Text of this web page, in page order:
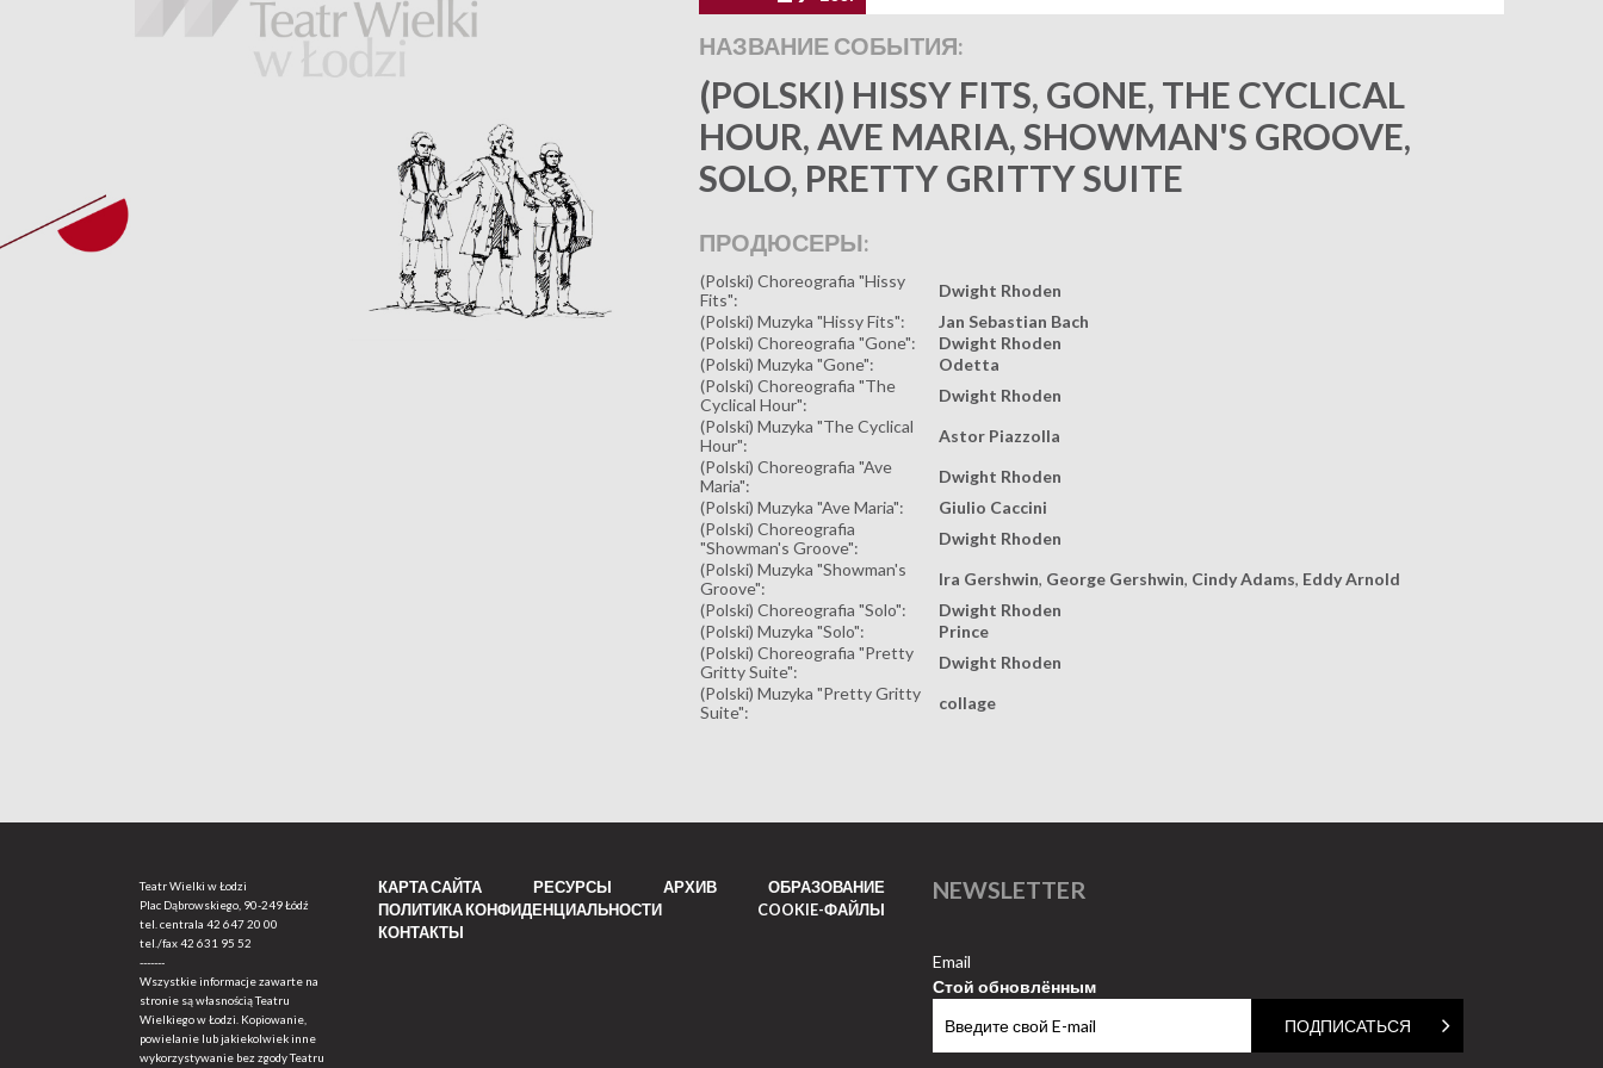
НАЗВАНИЕ СОБЫТИЯ:
(POLSKI) HISSY FITS, GONE, THE CYCLICAL
HOUR, AVE MARIA, SHOWMAN'S GROOVE,
SOLO, PRETTY GRITTY SUITE
ПРОДЮСЕРЫ:
(Polski) Choreografia "Hissy
Fits":
Dwight Rhoden
(Polski) Muzyka "Hissy Fits":
Jan Sebastian Bach
(Polski) Choreografia "Gone":
Dwight Rhoden
(Polski) Muzyka "Gone":
Odetta
(Polski) Choreografia "The
Cyclical Hour":
Dwight Rhoden
(Polski) Muzyka "The Cyclical
Hour":
Astor Piazzolla
(Polski) Choreografia "Ave
Maria":
Dwight Rhoden
(Polski) Muzyka "Ave Maria":
Giulio Caccini
(Polski) Choreografia
"Showman's Groove":
Dwight Rhoden
(Polski) Muzyka "Showman's
Groove":
Ira Gershwin, George Gershwin, Cindy Adams, Eddy Arnold
(Polski) Choreografia "Solo":
Dwight Rhoden
(Polski) Muzyka "Solo":
Prince
(Polski) Choreografia "Pretty
Gritty Suite":
Dwight Rhoden
(Polski) Muzyka "Pretty Gritty
Suite":
collage
Teatr Wielki w Łodzi
Plac Dąbrowskiego, 90-249 Łódź
tel. centrala 42 647 20 00
tel./fax42 631 95 52
-------
Wszystkie informacje zawarte na
stronie są własnością Teatru
Wielkiego w Łodzi. Kopiowanie,
powielanie lub jakiekolwiek inne
wykorzystywanie bez zgody Teatru
КАРТА САЙТА РЕСУРСЫ АРХИВ
ОБРАЗОВАНИЕ
ПОЛИТИКА КОНФИДЕНЦИАЛЬНОСТИ
COOKIE-ФАЙЛЫ
КОНТАКТЫ
NEWSLETTER
Email
Стой обновлённым